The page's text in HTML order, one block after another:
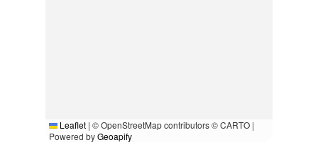
Leaflet | © OpenStreetMap contributors © CARTO |
Powered byGeoapify